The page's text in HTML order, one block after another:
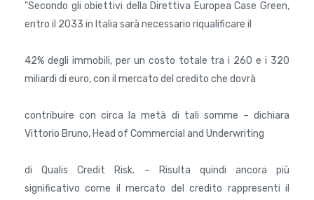
"Secondo gli obiettivi della Direttiva Europea Case Green,
entro il 2033 in Italia sarà necessario riqualificare il
42% degli immobili, per un costo totale tra i 260 e i 320
miliardi di euro, con il mercato del credito che dovrà
contribuire con circa la metà di tali somme – dichiara
Vittorio Bruno, Head of Commercial and Underwriting
di Qualis Credit Risk. – Risulta quindi ancora più
significativo come il mercato del credito rappresenti il